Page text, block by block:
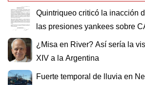
Quintriqueo criticó la inacción
las presiones yankees sobre
¿Misa en River? Así sería la
XIV a la Argentina
Fuerte temporal de lluvia en